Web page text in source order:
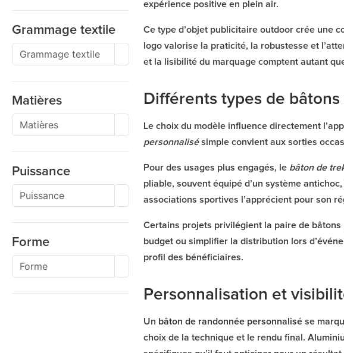
Grammage textile
Matières
Puissance
Forme
expérience positive en plein air.
Ce type d’objet publicitaire outdoor crée une
logo valorise la praticité, la robustesse et
et la lisibilité du marquage comptent autant
Différents types de
Le choix du modèle influence directement
personnalisésimple convient aux sorties
Pour des usages plus engagés, le bâton de
pliable, souvent équipé d’un système
associations sportives l’apprécient pour son
Certains projets privilégient la paire de
budget ou simplifier la distribution lors
profil des bénéficiaires.
Personnalisation et
Un bâton de randonnée personnalisé se
choix de la technique et le rendu final.